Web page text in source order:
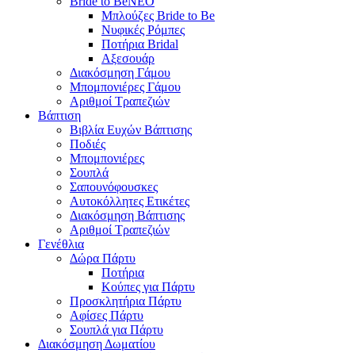
Μπλούζες Bride to Be
Νυφικές Ρόμπες
Ποτήρια Bridal
Αξεσουάρ
Διακόσμηση Γάμου
Μπομπονιέρες Γάμου
Αριθμοί Τραπεζιών
Βάπτιση
Βιβλία Ευχών Βάπτισης
Ποδιές
Μπομπονιέρες
Σουπλά
Σαπουνόφουσκες
Αυτοκόλλητες Ετικέτες
Διακόσμηση Βάπτισης
Αριθμοί Τραπεζιών
Γενέθλια
Δώρα Πάρτυ
Ποτήρια
Κούπες για Πάρτυ
Προσκλητήρια Πάρτυ
Αφίσες Πάρτυ
Σουπλά για Πάρτυ
Διακόσμηση Δωματίου